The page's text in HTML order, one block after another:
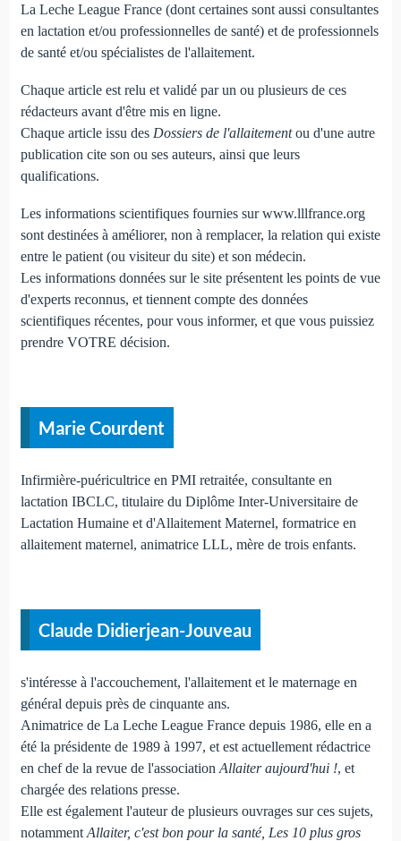
La Leche League France (dont certaines sont aussi consultantes
en lactation et/ou professionnelles de santé) et de professionnels
de santé et/ou spécialistes de l'allaitement.
Chaque article est relu et validé par un ou plusieurs de ces
rédacteurs avant d'être mis en ligne.
Chaque article issu des Dossiers de l'allaitementou d'une autre
publication cite son ou ses auteurs, ainsi que leurs
qualifications.
Les informations scientifiques fournies sur www.lllfrance.org
sont destinées à améliorer, non à remplacer, la relation qui existe
entre le patient (ou visiteur du site) et son médecin.
Les informations données sur le site présentent les points de vue
d'experts reconnus, et tiennent compte des données
scientifiques récentes, pour vous informer, et que vous puissiez
prendre VOTRE décision.
Marie Courdent
Infirmière-puéricultrice en PMI retraitée, consultante en
lactation IBCLC, titulaire du Diplôme Inter-Universitaire de
Lactation Humaine et d'Allaitement Maternel, formatrice en
allaitement maternel, animatrice LLL, mère de trois enfants.
Claude Didierjean-Jouveau
s'intéresse à l'accouchement, l'allaitement et le maternage en
général depuis près de cinquante ans.
Animatrice de La Leche League France depuis 1986, elle en a
été la présidente de 1989 à 1997, et est actuellement rédactrice
en chef de la revue de l'association Allaiter aujourd'hui !, et
chargée des relations presse.
Elle est également l'auteur de plusieurs ouvrages sur ces sujets,
notamment Allaiter, c'est bon pour la santé, Les 10 plus gros